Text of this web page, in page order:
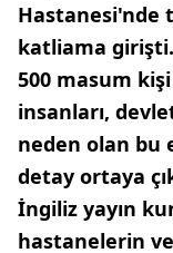
Hastanesi'nde
katliama girişti.
500 masum
insanları,
neden olan bu
detay ortaya
İngiliz yayın
hastanelerin